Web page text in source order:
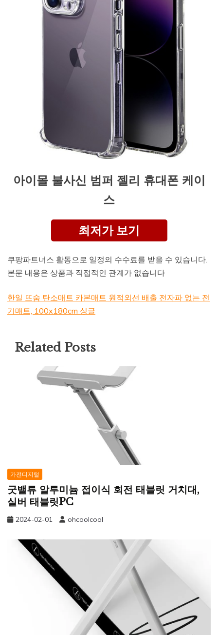
아이몰 불사신 범퍼 젤리 휴대폰 케이
스
최저가 보기
쿠팡파트너스 활동으로 일정의 수수료를 받을 수 있습니다.
본문 내용은 상품과 직접적인 관계가 없습니다
한일 뜨숨 탄소매트 카본매트 원적외선 배출 전자파 없는 전
기매트, 100x180cm 싱글
Related Posts
가전디지털
굿밸류 알루미늄 접이식 회전 태블릿 거치대,
실버 태블릿PC
2024-02-01 ohcoolcool